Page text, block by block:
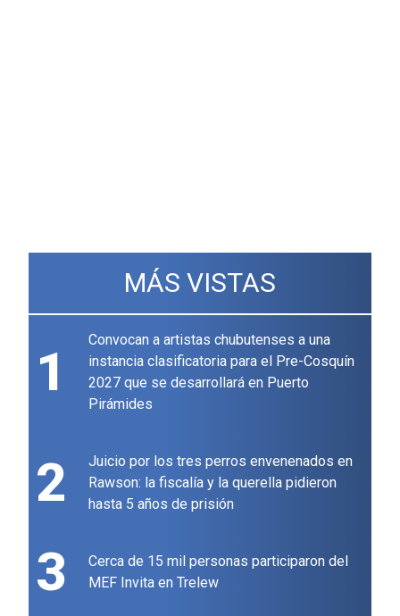
MÁS VISTAS
1
Convocan a artistas chubutenses a una
instancia clasificatoria para el Pre-Cosquín
2027 que se desarrollará en Puerto
Pirámides
2
Juicio por los tres perros envenenados en
Rawson: la fiscalía y la querella pidieron
hasta 5 años de prisión
3
Cerca de 15 mil personas participaron del
MEF Invita en Trelew